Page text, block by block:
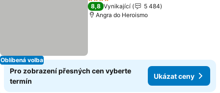
Oblíbená volba
4 Počet hvězdiček
8,8 Vynikající
5 484
Angra do Heroismo
Pro zobrazení přesných cen vyberte
termín
Ukázat ceny